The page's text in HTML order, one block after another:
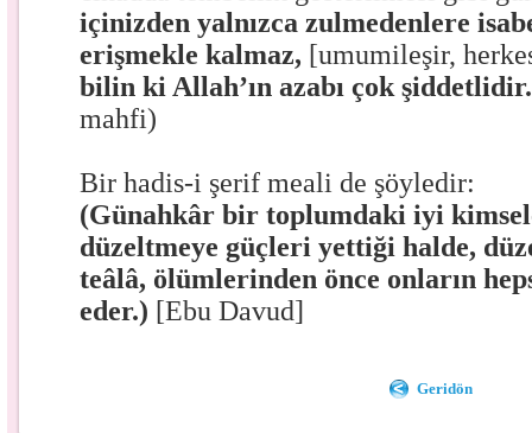
içinizden yalnızca zulmedenlere
erişmekle kalmaz, [umumileşir,
bilin ki Allah’ın azabı çok
mahfi)
Bir hadis-i şerif meali de şöyledir:
(Günahkâr bir toplumdaki iyi
düzeltmeye güçleri yettiği halde,
teâlâ, ölümlerinden önce onların
eder.) [Ebu Davud]
Geridön